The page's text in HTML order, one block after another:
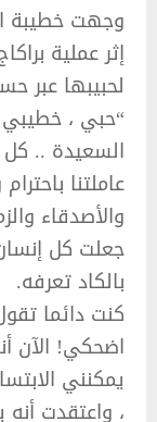
وجهت خطيبة
إثر عملية
لحبيبها عبر
“حبي ،
السعيدة ..
عاملتنا
والأصدقاء
جعلت كل
بالكاد تعرفه.
كنت دائما
اضحكي! الآن
يمكنني
، واعتقدت